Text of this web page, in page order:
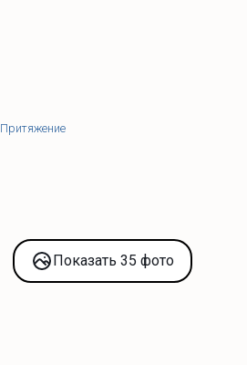
Показать 35 фото